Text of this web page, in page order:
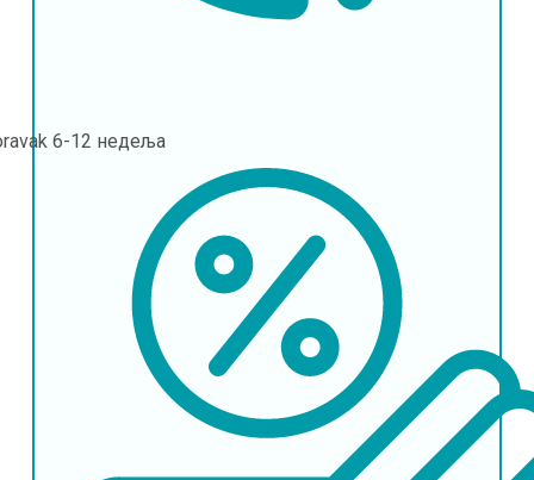
6-12 недеља